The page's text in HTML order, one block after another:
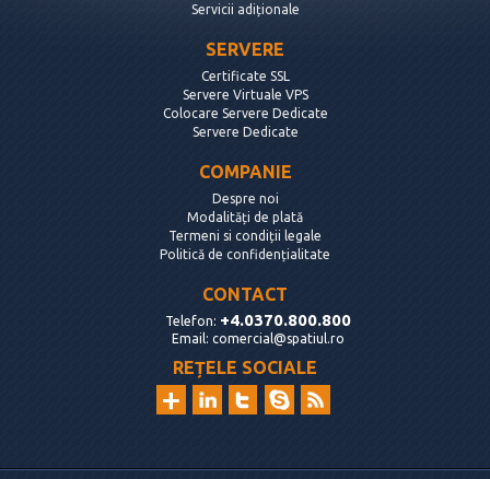
Servicii adiționale
SERVERE
Certificate SSL
Servere Virtuale VPS
Colocare Servere Dedicate
Servere Dedicate
COMPANIE
Despre noi
Modalități de plată
Termeni si condiții legale
Politică de confidențialitate
CONTACT
Telefon: +4.0370.800.800
Email: comercial@spatiul.ro
REȚELE SOCIALE